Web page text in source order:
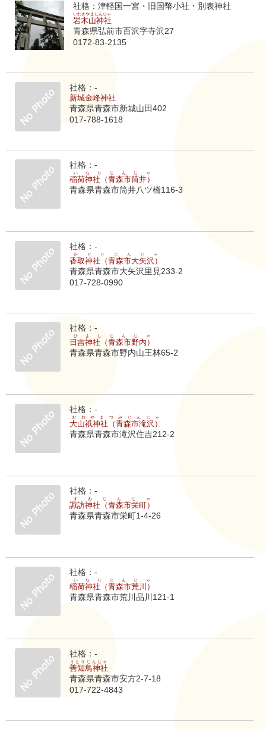
社格：津軽国一宮・旧国幣小社・別表神社
岩木山神社
いわきやまじんじゃ
青森県弘前市百沢字寺沢27
0172-83-2135
社格：-
新城金峰神社
青森県青森市新城山田402
017-788-1618
社格：-
稲荷神社（青森市筒井）
いなりじんじゃ
青森県青森市筒井八ツ橋116-3
社格：-
香取神社（青森市大矢沢）
かとりじんじゃ
青森県青森市大矢沢里見233-2
017-728-0990
社格：-
日吉神社（青森市野内）
ひよしじんじゃ
青森県青森市野内山王林65-2
社格：-
大山祇神社（青森市滝沢）
おおやまつみじんじゃ
青森県青森市滝沢住吉212-2
社格：-
諏訪神社（青森市栄町）
すわじんじゃ
青森県青森市栄町1-4-26
社格：-
稲荷神社（青森市荒川）
いなりじんじゃ
青森県青森市荒川品川121-1
社格：-
善知鳥神社
うとうじんじゃ
青森県青森市安方2-7-18
017-722-4843